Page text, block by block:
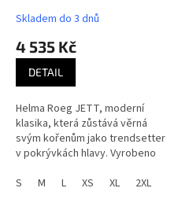
Skladem do 3 dnů
4 535 Kč
DETAIL
Helma Roeg JETT, moderní
klasika, která zůstává věrná
svým kořenům jako trendsetter
v pokrývkách hlavy. Vyrobeno
otevřený design bez
S M L XS XL 2XL